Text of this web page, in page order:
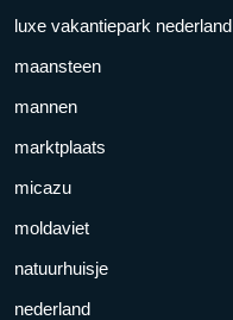
luxe vakantiepark nederland
maansteen
mannen
marktplaats
micazu
moldaviet
natuurhuisje
nederland